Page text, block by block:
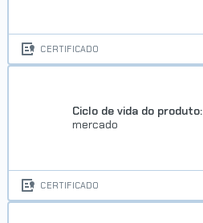
CERTIFICADO
Ciclo de vida do produto:
mercado
CERTIFICADO